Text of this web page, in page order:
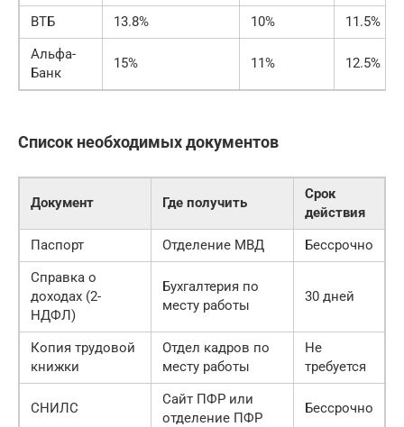
ВТБ 13.8% 10%
11.5%
Альфа-
Банк
15% 11% 12.5%
Список необходимых документов
Документ Где получить
Срок
действия
Паспорт
Отделение МВД
Бессрочно
Справка о
доходах (2-
НДФЛ)
Бухгалтерия по
месту работы
30 дней
Копия трудовой
книжки
Отдел кадров по
месту работы
Не
требуется
СНИЛС
Сайт ПФР или
отделение ПФР
Бессрочно